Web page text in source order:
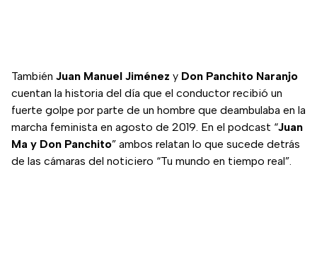
También Juan Manuel Jiménez y Don Panchito Naranjo
cuentan la historia del día que el conductor recibió un
fuerte golpe por parte de un hombre que deambulaba en la
marcha feminista en agosto de 2019. En el podcast “Juan
Ma y Don Panchito” ambos relatan lo que sucede detrás
de las cámaras del noticiero “Tu mundo en tiempo real”.